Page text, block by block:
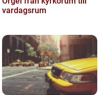
vardagsrum